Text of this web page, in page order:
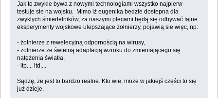
Jak to zwykle bywa z nowymi technologiami wszystko najpierw
testuje sie na wojsku. Mimo iż eugenika bedzie dostepna dla
zwyklych śmiertelników, za naszymi plecami będą się odbywać tajne
eksperymenty wojskowe ulepszające żołnierzy, pojawią sie więc, np:
- żołnierze z rewelecyjną odpornością na wirusy,
- żołnierze ze świetną adaptacją wzroku do zmieniającego się
natężenia światła.
- itp.... itd....
Sądzę, że jest to bardzo realne. Kto wie, może w jakiejś części to się
już dzieje.